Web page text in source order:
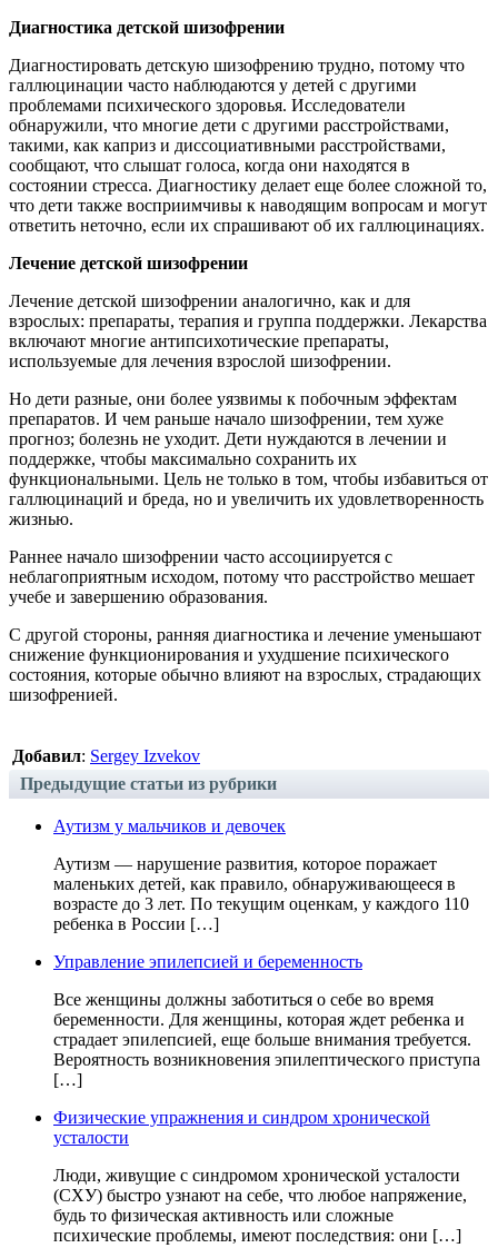
Диагностика детской шизофрении
Диагностировать детскую шизофрению трудно, потому что
галлюцинации часто наблюдаются у детей с другими
проблемами психического здоровья. Исследователи
обнаружили, что многие дети с другими расстройствами,
такими, как каприз и диссоциативными расстройствами,
сообщают, что слышат голоса, когда они находятся в
состоянии стресса. Диагностику делает еще более сложной то,
что дети также восприимчивы к наводящим вопросам и могут
ответить неточно, если их спрашивают об их галлюцинациях.
Лечение детской шизофрении
Лечение детской шизофрении аналогично, как и для
взрослых: препараты, терапия и группа поддержки. Лекарства
включают многие антипсихотические препараты,
используемые для лечения взрослой шизофрении.
Но дети разные, они более уязвимы к побочным эффектам
препаратов. И чем раньше начало шизофрении, тем хуже
прогноз; болезнь не уходит. Дети нуждаются в лечении и
поддержке, чтобы максимально сохранить их
функциональными. Цель не только в том, чтобы избавиться от
галлюцинаций и бреда, но и увеличить их удовлетворенность
жизнью.
Раннее начало шизофрении часто ассоциируется с
неблагоприятным исходом, потому что расстройство мешает
учебе и завершению образования.
С другой стороны, ранняя диагностика и лечение уменьшают
снижение функционирования и ухудшение психического
состояния, которые обычно влияют на взрослых, страдающих
шизофренией.
Добавил: Sergey Izvekov
Предыдущие статьи из рубрики
Аутизм у мальчиков и девочек
Аутизм — нарушение развития, которое поражает
маленьких детей, как правило, обнаруживающееся в
возрасте до 3 лет. По текущим оценкам, у каждого 110
ребенка в России […]
Управление эпилепсией и беременность
Все женщины должны заботиться о себе во время
беременности. Для женщины, которая ждет ребенка и
страдает эпилепсией, еще больше внимания требуется.
Вероятность возникновения эпилептического приступа
[…]
Физические упражнения и синдром хронической
усталости
Люди, живущие с синдромом хронической усталости
(СХУ) быстро узнают на себе, что любое напряжение,
будь то физическая активность или сложные
психические проблемы, имеют последствия: они […]